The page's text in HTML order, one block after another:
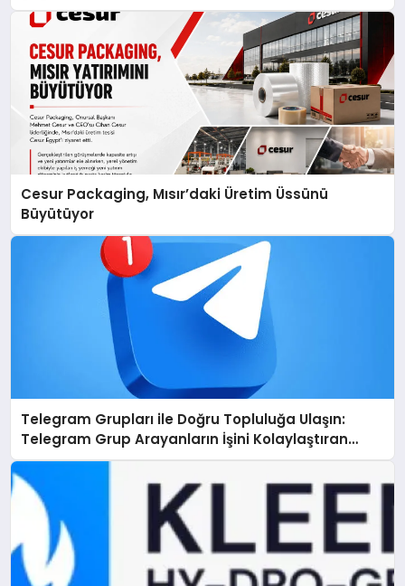
Cesur Packaging, Mısır’daki Üretim Üssünü
Büyütüyor
Telegram Grupları ile Doğru Topluluğa Ulaşın:
Telegram Grup Arayanların İşini Kolaylaştıran
Çözüm